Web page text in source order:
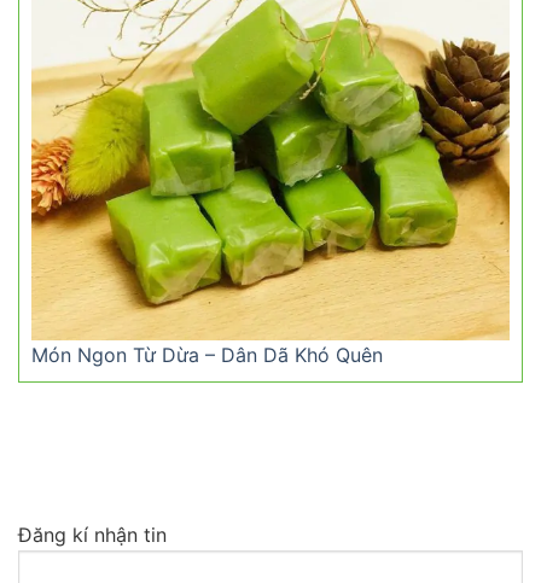
Món Ngon Từ Dừa – Dân Dã Khó Quên
Đăng kí nhận tin